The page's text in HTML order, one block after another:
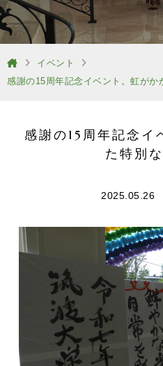
イベント
感謝の15周年記念イベント。虹が
感謝の15周年記念イ
た特別
2025.05.26